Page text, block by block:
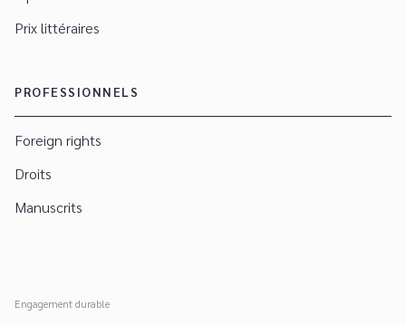
Prix littéraires
PROFESSIONNELS
Foreign rights
Droits
Manuscrits
Engagement durable